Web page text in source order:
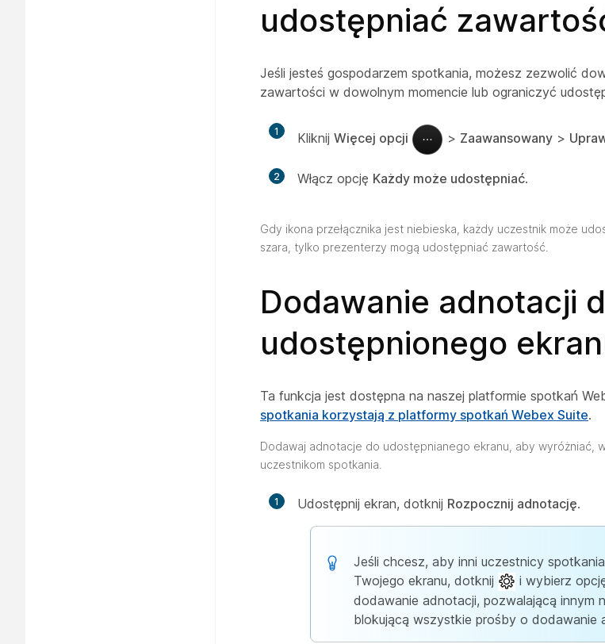
udostępniać
Jeśli jesteś gospodarzem spotkania, możesz zezwolić
zawartości w dowolnym momencie lub ograniczyć
1 Kliknij Więcej opcji > Zaawansowany >
2 Włącz opcję Każdy może udostępniać.
Gdy ikona przełącznika jest niebieska, każdy uczestnik może
szara, tylko prezenterzy mogą udostępniać zawartość.
Dodawanie adnotacji
udostępnionego
Ta funkcja jest dostępna na naszej platformie spotkań
spotkania korzystają z platformy spotkań Webex Suite.
Dodawaj adnotacje do udostępnianego ekranu, aby wyróżniać,
uczestnikom spotkania.
1 Udostępnij ekran, dotknij Rozpocznij adnotację.
Jeśli chcesz, aby inni uczestnicy
Twojego ekranu, dotknij
i wybierz
dodawanie adnotacji, pozwalającą innym
blokującą wszystkie prośby o dodawanie